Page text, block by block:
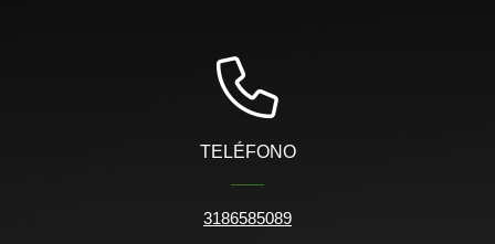
TELÉFONO
3186585089